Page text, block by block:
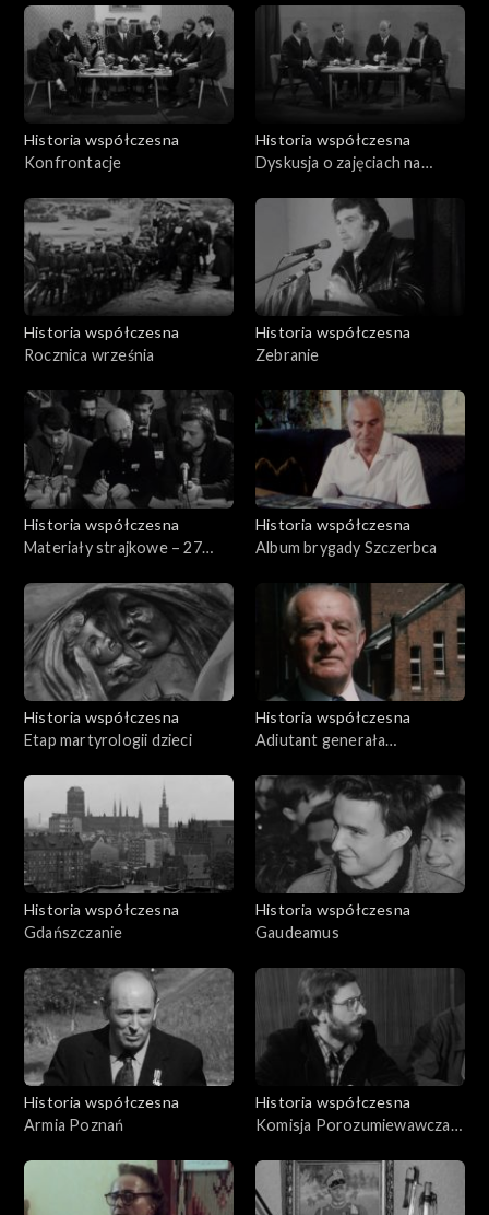
Historia współczesna
Konfrontacje
Historia współczesna
Dyskusja o zajęciach na
Historia współczesna
Rocznica września
Historia współczesna
Zebranie
Historia współczesna
Materiały strajkowe – 27
Historia współczesna
Album brygady Szczerbca
Historia współczesna
Etap martyrologii dzieci
Historia współczesna
Adiutant generała
Historia współczesna
Gdańszczanie
Historia współczesna
Gaudeamus
Historia współczesna
Armia Poznań
Historia współczesna
Komisja Porozumiewawcza